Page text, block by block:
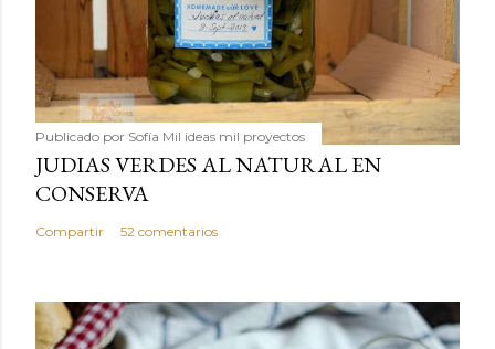
Publicado por Sofía Mil ideas mil proyectos
JUDIAS VERDES AL NATURAL EN
CONSERVA
Compartir 52 comentarios